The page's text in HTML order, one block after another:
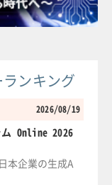
ンキング
2026/08/19
ム Online 2026
本企業の生成A